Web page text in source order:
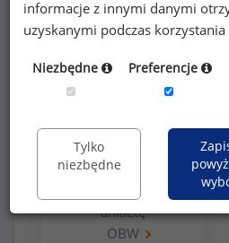
bezpłatna
ankietę
OBW
informacje z innymi danymi
uzyskanymi podczas korzystania
Niezbędne Preferencje
Tylko
niezbędne